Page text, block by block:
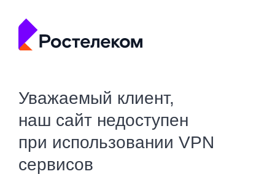
Уважаемый клиент,
наш сайт недоступен
при использовании VPN
сервисов